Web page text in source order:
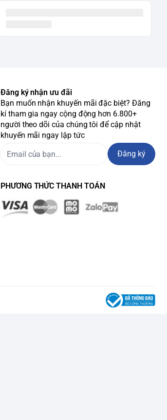
Đăng ký nhận ưu đãi
Bạn muốn nhận khuyến mãi đặc biệt? Đăng
kí tham gia ngay cộng động hơn 6.800+
người theo dõi của chúng tôi để cập nhật
khuyến mãi ngay lập tức
Đăng ký
PHƯƠNG THỨC THANH TOÁN